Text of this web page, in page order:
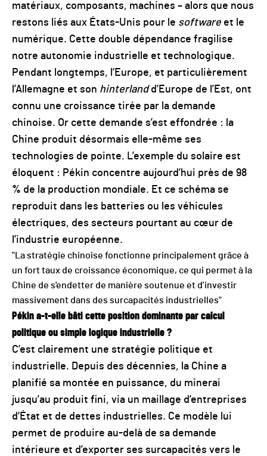
matériaux, composants, machines – alors que nous
restons liés aux États-Unis pour le softwareet le
numérique. Cette double dépendance fragilise
notre autonomie industrielle et technologique.
Pendant longtemps, l’Europe, et particulièrement
l’Allemagne et son hinterlandd’Europe de l’Est, ont
connu une croissance tirée par la demande
chinoise. Or cette demande s’est effondrée : la
Chine produit désormais elle-même ses
technologies de pointe. L’exemple du solaire est
éloquent : Pékin concentre aujourd’hui près de 98
% de la production mondiale. Et ce schéma se
reproduit dans les batteries ou les véhicules
électriques, des secteurs pourtant au cœur de
l’industrie européenne.
"La stratégie chinoise fonctionne principalement grâce à
un fort taux de croissance économique, ce qui permet à la
Chine de s'endetter de manière soutenue et d’investir
massivement dans des surcapacités industrielles"
Pékin a-t-elle bâti cette position dominante par calcul
politique ou simple logique industrielle ?
C’est clairement une stratégie politique et
industrielle. Depuis des décennies, la Chine a
planifié sa montée en puissance, du minerai
jusqu’au produit fini, via un maillage d’entreprises
d’État et de dettes industrielles. Ce modèle lui
permet de produire au-delà de sa demande
intérieure et d’exporter ses surcapacités vers le